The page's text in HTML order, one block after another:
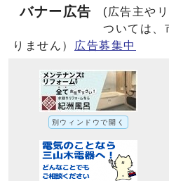
バナー広告
(広告主や
ついては、
りません）
広告募集中
別ウィンドウで開く